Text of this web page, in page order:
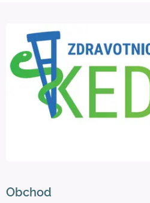
Obchod